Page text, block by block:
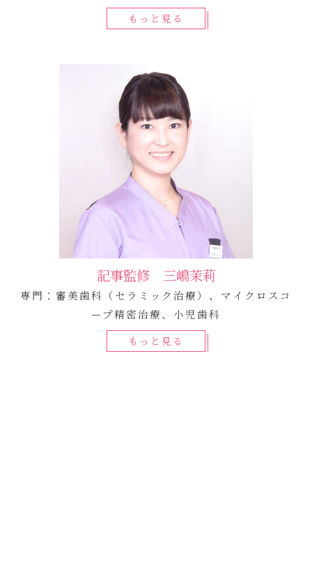
もっと見る
記事監修 三嶋茉莉
専門：審美歯科（セラミック治療）、マイクロスコ
ープ精密治療、小児歯科
もっと見る